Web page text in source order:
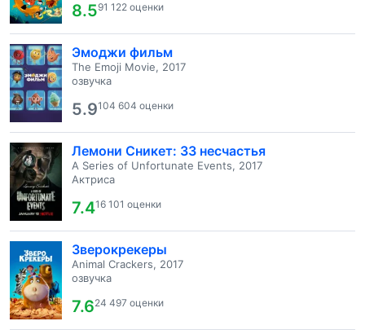
8.591 122 оценки
Эмоджи фильм
The Emoji Movie, 2017
озвучка
5.9104 604 оценки
Лемони Сникет: 33 несчастья
A Series of Unfortunate Events, 2017
Актриса
7.416 101 оценки
Зверокрекеры
Animal Crackers, 2017
озвучка
7.624 497 оценки